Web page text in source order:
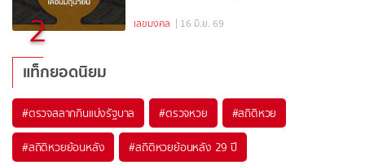
2 เลขมงคล | 16 มิ.ย. 69
แท็กยอดนิยม
#ตรวจสลากกินแบ่งรัฐบาล #ตรวจหวย #สถิติหวย
#สถิติหวยย้อนหลัง #สถิติหวยย้อนหลัง 29 ปี